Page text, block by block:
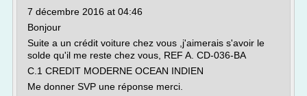
7 décembre 2016 at 04:46
Bonjour
Suite a un crédit voiture chez vous ,j'aimerais s'avoir le
solde qu'il me reste chez vous, REF A. CD-036-BA
C.1 CREDIT MODERNE OCEAN INDIEN
Me donner SVP une réponse merci.